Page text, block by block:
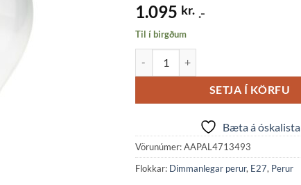
1.095 kr. .-
Til í birgðum
SETJA Í KÖRFU
Bæta á óskalista
Vörunúmer:AAPAL4713493
Flokkar: Dimmanlegar perur, E27, Perur